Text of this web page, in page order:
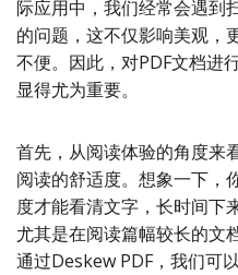
际应用中，我们经常会遇到
的问题，这不仅影响美观，
不便。因此，对PDF文档进
显得尤为重要。
首先，从阅读体验的角度来
阅读的舒适度。想象一下，
度才能看清文字，长时间下
尤其是在阅读篇幅较长的文
通过Deskew PDF，我们可